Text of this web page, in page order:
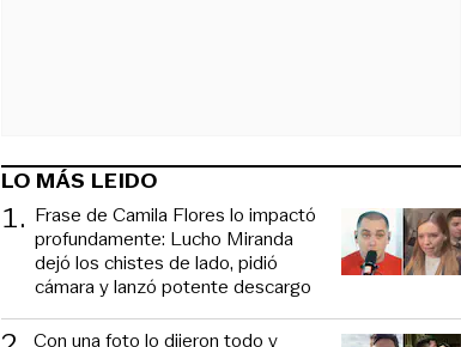
LO MÁS LEIDO
1. Frase de Camila Flores lo impactó
profundamente: Lucho Miranda
dejó los chistes de lado, pidió
cámara y lanzó potente descargo
Con una foto lo dijeron todo y